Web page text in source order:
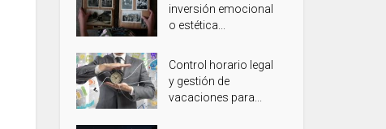
inversión emocional
o estética...
Control horario legal
y gestión de
vacaciones para...